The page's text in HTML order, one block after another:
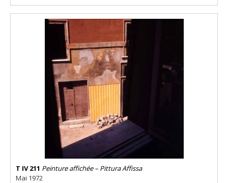
T IV 211 Peinture affichée – Pittura Affissa
Mai 1972